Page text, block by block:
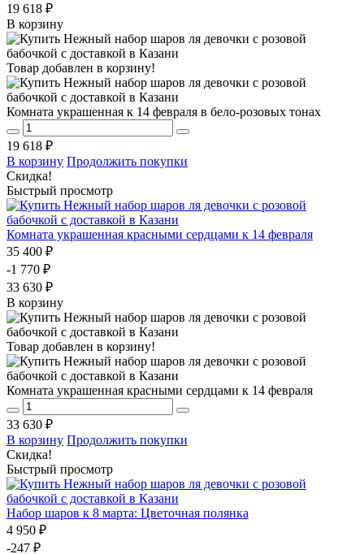
19 618 ₽
В корзину
Товар добавлен в корзину!
Комната украшенная к 14 февраля в бело-розовых тонах
19 618 ₽
В корзину Продолжить покупки
Скидка!
Быстрый просмотр
Комната украшенная красными сердцами к 14 февраля
35 400 ₽
-1 770 ₽
33 630 ₽
В корзину
Товар добавлен в корзину!
Комната украшенная красными сердцами к 14 февраля
33 630 ₽
В корзину Продолжить покупки
Скидка!
Быстрый просмотр
Набор шаров к 8 марта: Цветочная полянка
4 950 ₽
-247 ₽